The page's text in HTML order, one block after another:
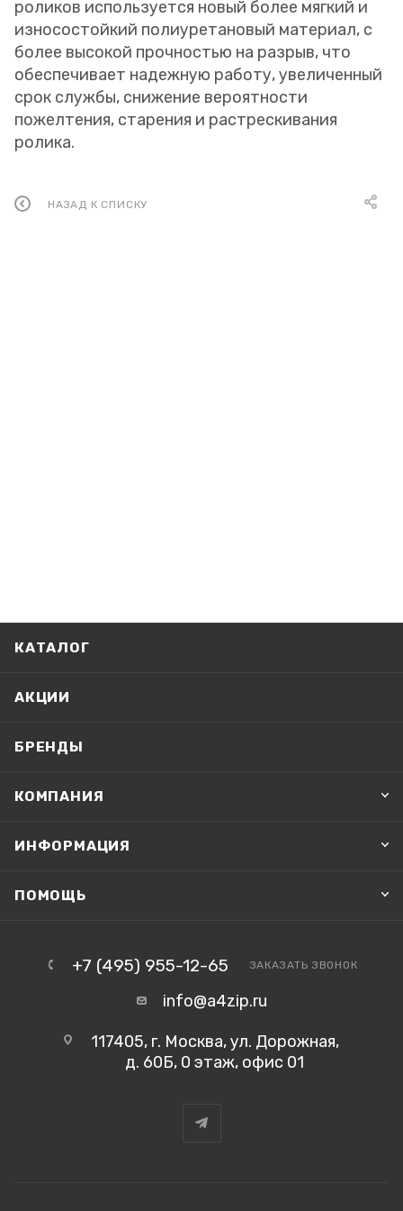
роликов используется новый более мягкий и
износостойкий полиуретановый материал, с
более высокой прочностью на разрыв, что
обеспечивает надежную работу, увеличенный
срок службы, снижение вероятности
пожелтения, старения и растрескивания
ролика.
НАЗАД К СПИСКУ
КАТАЛОГ
АКЦИИ
БРЕНДЫ
КОМПАНИЯ
ИНФОРМАЦИЯ
ПОМОЩЬ
+7 (495) 955-12-65 ЗАКАЗАТЬ ЗВОНОК
info@a4zip.ru
117405, г. Москва, ул. Дорожная,
д. 60Б, 0 этаж, офис 01